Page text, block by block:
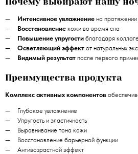
Интенсивное увлажнение на
Восстановление кожи во время сна
Повышение упругости благодаря
Осветляющий эффект от натуральных
Видимый результат после первого
Преимущества продукта
Комплекс активных компонентов
Глубокое увлажнение
Упругость и эластичность
Выравнивание тона кожи
Восстановление барьерной функции
Антивозрастной эффект